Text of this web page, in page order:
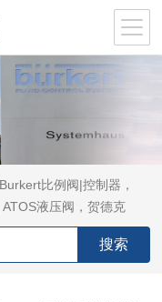
比例阀|控制器，
液压阀，贺德克
，REXROTH力士乐阀
姆森定位器